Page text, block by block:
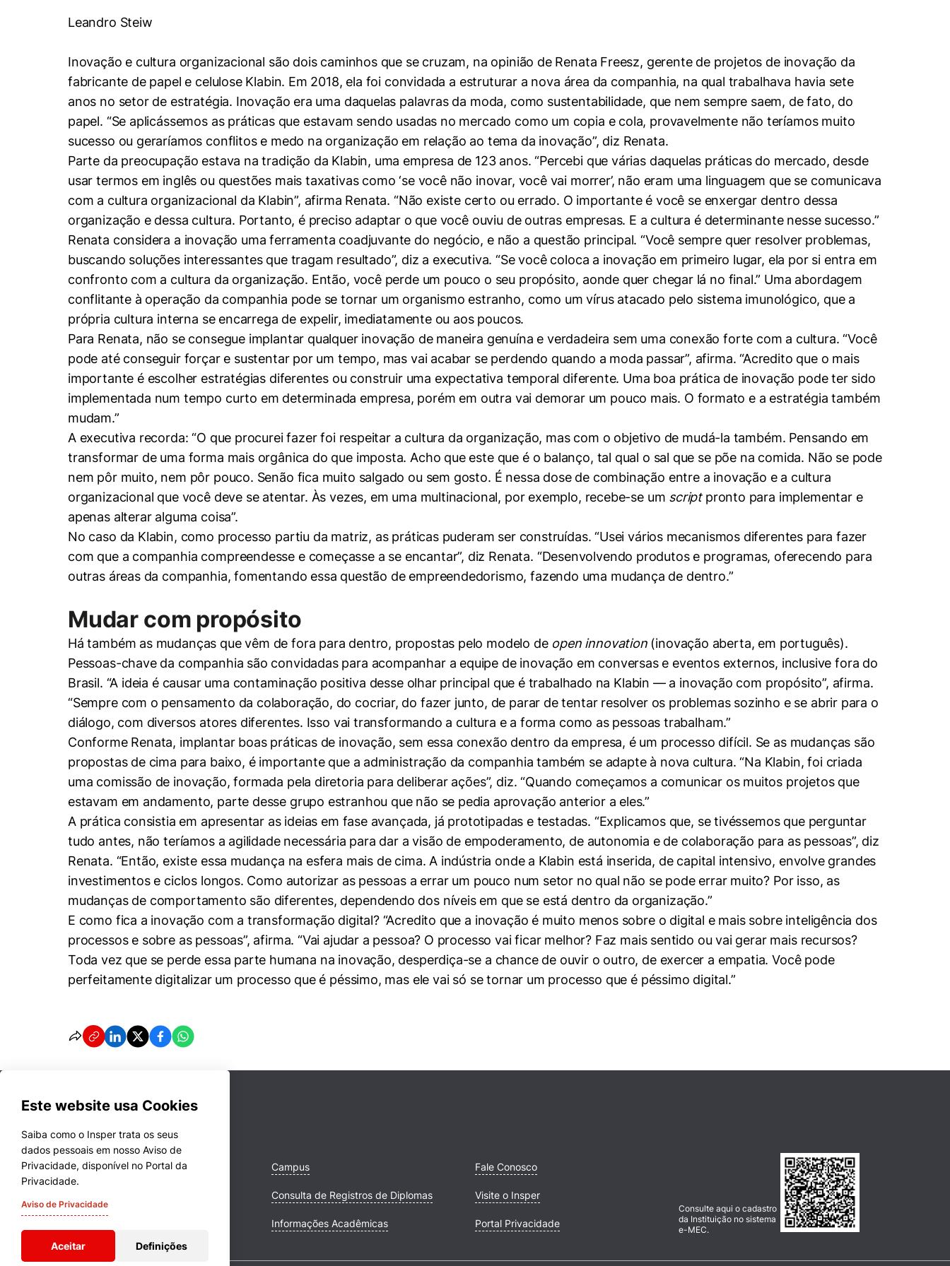
Hub de Inovação e
Women in Action
Trabalhe conosco
Repositório Institucional
Pesquisa na Graduação
Seminários Acadêmicos
Comitê de Ética em
Pesquisa
Instagram
Linkedin
Leandro Steiw
Inovação e cultura organizacional são dois caminhos que se cruzam, na opinião de Renata Freesz, gerente de projetos de inovação da
fabricante de papel e celulose Klabin. Em 2018, ela foi convidada a estruturar a nova área da companhia, na qual trabalhava havia sete
anos no setor de estratégia. Inovação era uma daquelas palavras da moda, como sustentabilidade, que nem sempre saem, de fato, do
papel. “Se aplicássemos as práticas que estavam sendo usadas no mercado como um copia e cola, provavelmente não teríamos muito
sucesso ou geraríamos conflitos e medo na organização em relação ao tema da inovação”, diz Renata.
Parte da preocupação estava na tradição da Klabin, uma empresa de 123 anos. “Percebi que várias daquelas práticas do mercado, desde
usar termos em inglês ou questões mais taxativas como ‘se você não inovar, você vai morrer’, não eram uma linguagem que se comunicava
com a cultura organizacional da Klabin”, afirma Renata. “Não existe certo ou errado. O importante é você se enxergar dentro dessa
organização e dessa cultura. Portanto, é preciso adaptar o que você ouviu de outras empresas. E a cultura é determinante nesse sucesso.”
Renata considera a inovação uma ferramenta coadjuvante do negócio, e não a questão principal. “Você sempre quer resolver problemas,
buscando soluções interessantes que tragam resultado”, diz a executiva. “Se você coloca a inovação em primeiro lugar, ela por si entra em
confronto com a cultura da organização. Então, você perde um pouco o seu propósito, aonde quer chegar lá no final.” Uma abordagem
conflitante à operação da companhia pode se tornar um organismo estranho, como um vírus atacado pelo sistema imunológico, que a
própria cultura interna se encarrega de expelir, imediatamente ou aos poucos.
Para Renata, não se consegue implantar qualquer inovação de maneira genuína e verdadeira sem uma conexão forte com a cultura. “Você
pode até conseguir forçar e sustentar por um tempo, mas vai acabar se perdendo quando a moda passar”, afirma. “Acredito que o mais
importante é escolher estratégias diferentes ou construir uma expectativa temporal diferente. Uma boa prática de inovação pode ter sido
implementada num tempo curto em determinada empresa, porém em outra vai demorar um pouco mais. O formato e a estratégia também
mudam.”
A executiva recorda: “O que procurei fazer foi respeitar a cultura da organização, mas com o objetivo de mudá-la também. Pensando em
transformar de uma forma mais orgânica do que imposta. Acho que este que é o balanço, tal qual o sal que se põe na comida. Não se pode
nem pôr muito, nem pôr pouco. Senão fica muito salgado ou sem gosto. É nessa dose de combinação entre a inovação e a cultura
organizacional que você deve se atentar. Às vezes, em uma multinacional, por exemplo, recebe-se um scriptpronto para implementar e
apenas alterar alguma coisa”.
No caso da Klabin, como processo partiu da matriz, as práticas puderam ser construídas. “Usei vários mecanismos diferentes para fazer
com que a companhia compreendesse e começasse a se encantar”, diz Renata. “Desenvolvendo produtos e programas, oferecendo para
outras áreas da companhia, fomentando essa questão de empreendedorismo, fazendo uma mudança de dentro.”
Mudar com propósito
Há também as mudanças que vêm de fora para dentro, propostas pelo modelo de open innovation(inovação aberta, em português).
Pessoas-chave da companhia são convidadas para acompanhar a equipe de inovação em conversas e eventos externos, inclusive fora do
Brasil. “A ideia é causar uma contaminação positiva desse olhar principal que é trabalhado na Klabin — a inovação com propósito”, afirma.
“Sempre com o pensamento da colaboração, do cocriar, do fazer junto, de parar de tentar resolver os problemas sozinho e se abrir para o
diálogo, com diversos atores diferentes. Isso vai transformando a cultura e a forma como as pessoas trabalham.”
Conforme Renata, implantar boas práticas de inovação, sem essa conexão dentro da empresa, é um processo difícil. Se as mudanças são
propostas de cima para baixo, é importante que a administração da companhia também se adapte à nova cultura. “Na Klabin, foi criada
uma comissão de inovação, formada pela diretoria para deliberar ações”, diz. “Quando começamos a comunicar os muitos projetos que
estavam em andamento, parte desse grupo estranhou que não se pedia aprovação anterior a eles.”
A prática consistia em apresentar as ideias em fase avançada, já prototipadas e testadas. “Explicamos que, se tivéssemos que perguntar
tudo antes, não teríamos a agilidade necessária para dar a visão de empoderamento, de autonomia e de colaboração para as pessoas”, diz
Renata. “Então, existe essa mudança na esfera mais de cima. A indústria onde a Klabin está inserida, de capital intensivo, envolve grandes
investimentos e ciclos longos. Como autorizar as pessoas a errar um pouco num setor no qual não se pode errar muito? Por isso, as
mudanças de comportamento são diferentes, dependendo dos níveis em que se está dentro da organização.”
E como fica a inovação com a transformação digital? “Acredito que a inovação é muito menos sobre o digital e mais sobre inteligência dos
processos e sobre as pessoas”, afirma. “Vai ajudar a pessoa? O processo vai ficar melhor? Faz mais sentido ou vai gerar mais recursos?
Toda vez que se perde essa parte humana na inovação, desperdiça-se a chance de ouvir o outro, de exercer a empatia. Você pode
perfeitamente digitalizar um processo que é péssimo, mas ele vai só se tornar um processo que é péssimo digital.”
Este website usa Cookies
Saiba como o Insper trata os seus
dados pessoais em nosso Aviso de
Privacidade, disponível no Portal da
Privacidade.
Aviso de Privacidade
Aceitar Definições
Cookies estritamente necessários
Cookies de preferências de usuário
Cursos Campus
Consulta de Registros de Diplomas
Informações Acadêmicas
Fale Conosco
Visite o Insper
Portal Privacidade
Consulte aqui o cadastro
da Instituição no sistema
e-MEC.